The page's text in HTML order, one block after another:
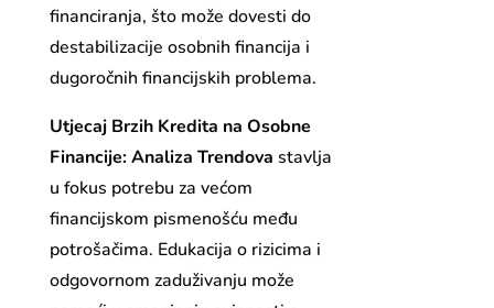
financiranja, što može dovesti do
destabilizacije osobnih financija i
dugoročnih financijskih problema.
Utjecaj Brzih Kredita na Osobne
Financije: Analiza Trendova stavlja
u fokus potrebu za većom
financijskom pismenošću među
potrošačima. Edukacija o rizicima i
odgovornom zaduživanju može